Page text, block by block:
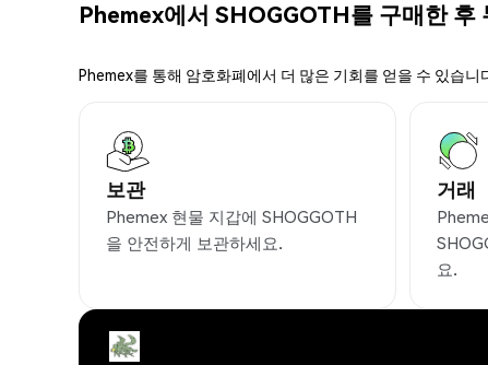
Phemex에서 SHOGGOTH를 구매한 후
Phemex를 통해 암호화폐에서 더 많은 기회를 얻을 수 있습
보관
Phemex 현물 지갑에 SHOGGOTH
을 안전하게 보관하세요.
거래
요.